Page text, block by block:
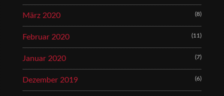
März 2020 (8)
Februar 2020 (11)
Januar 2020 (7)
Dezember 2019 (6)